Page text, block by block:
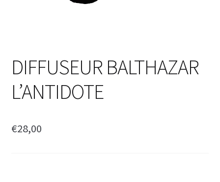
DIFFUSEUR BALTHAZAR
L’ANTIDOTE
€28,00